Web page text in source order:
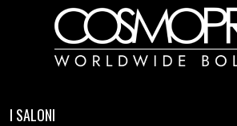
I SALONI